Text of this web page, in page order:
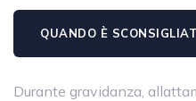
QUANDO È
Durante gravidanza,